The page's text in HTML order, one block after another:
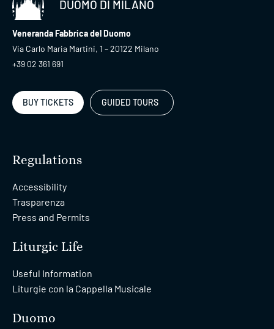
DUOMO DI MILANO
Veneranda Fabbrica del Duomo
Via Carlo Maria Martini, 1 – 20122 Milano
+39 02 361 691
BUY TICKETS GUIDED TOURS
Regulations
Accessibility
Trasparenza
Press and Permits
Liturgic Life
Useful Information
Liturgie con la Cappella Musicale
Duomo